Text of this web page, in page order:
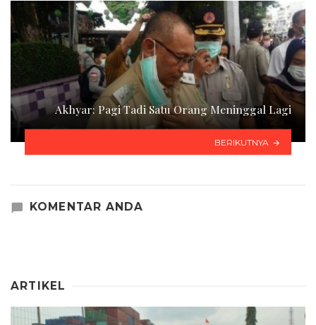
Akhyar: Pagi Tadi Satu Orang Meninggal Lagi
BERIKUTNYA
KOMENTAR ANDA
ARTIKEL